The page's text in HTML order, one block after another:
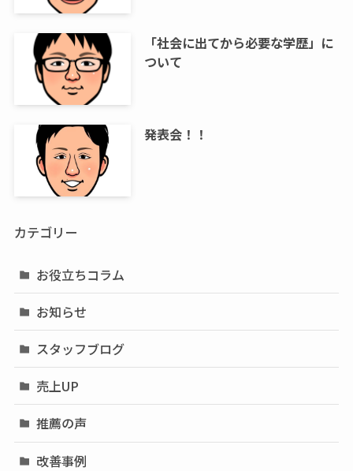
「社会に出てから必要な学歴」に
ついて
発表会！！
カテゴリー
お役立ちコラム
お知らせ
スタッフブログ
売上UP
推薦の声
改善事例